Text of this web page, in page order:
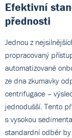
Efektivní
přednosti
Jednou z
propracovaný
automatizované
ze dna zkumavky
centrifugace –
jednodušší. Tento
s vysokou
standardní odběr